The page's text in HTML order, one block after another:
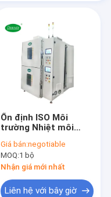
Ổn định ISO Môi
trường Nhiệt môi
nghiệm Tiết kiệm
năng lượng
Giá bán:negotiable
MOQ:1 bộ
Nhận giá mới nhất
Liên hệ với bây giờ